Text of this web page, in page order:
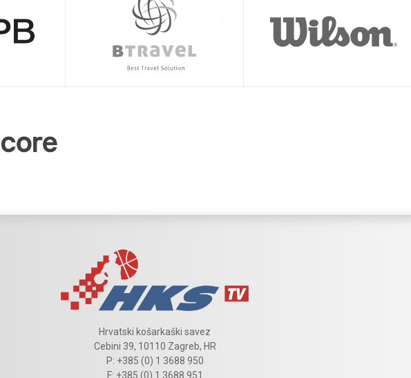
Hrvatski košarkaški savez
Cebini 39, 10110 Zagreb, HR
P: +385 (0) 1 3688 950
F: +385 (0) 1 3688 951